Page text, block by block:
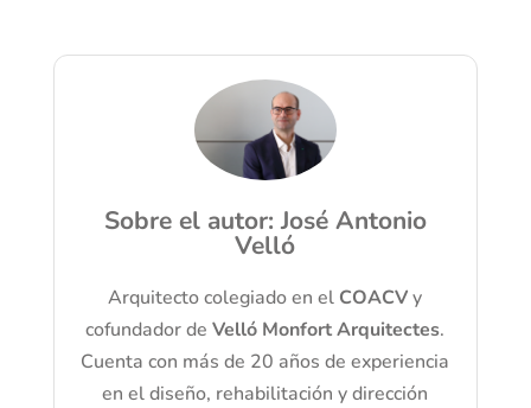
Sobre el autor: José Antonio
Velló
Arquitecto colegiado en el COACVy
cofundador deVelló Monfort Arquitectes.
Cuenta con más de 20 años de experiencia
en el diseño, rehabilitación y dirección